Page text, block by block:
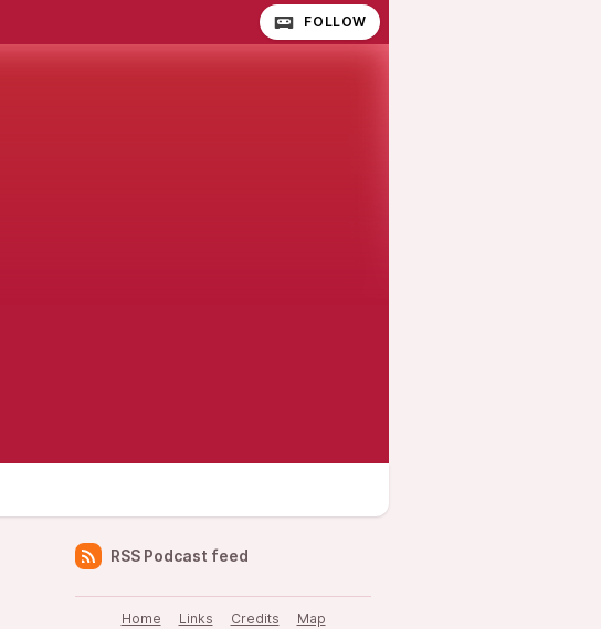
FOLLOW
RSS Podcast feed
Home Links Credits
Map